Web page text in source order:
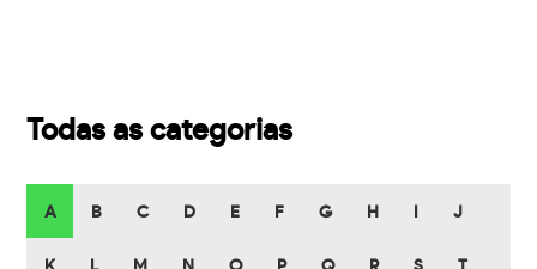
Todas as categorias
A B C D E F G H J